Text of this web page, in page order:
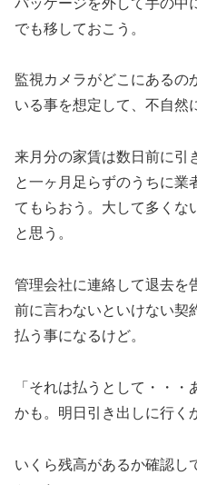
でも移しておこう。
監視カメラがどこにあるの
いる事を想定して、不自然
来月分の家賃は数日前に引
と一ヶ月足らずのうちに業
てもらおう。大して多くな
と思う。
管理会社に連絡して退去を
前に言わないといけない契
払う事になるけど。
「それは払うとして・・
かも。明日引き出しに行く
いくら残高があるか確認し